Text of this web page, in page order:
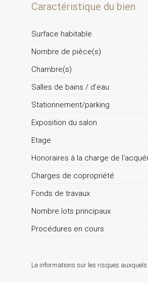
Caractéristique du bien
Surface habitable
Nombre de pièce(s)
Chambre(s)
Salles de bains / d'eau
Stationnement/parking
Exposition du salon
Etage
Honoraires à la charge de
Charges de copropriété
Fonds de travaux
Nombre lots principaux
Procédures en cours
Le informations sur les risques